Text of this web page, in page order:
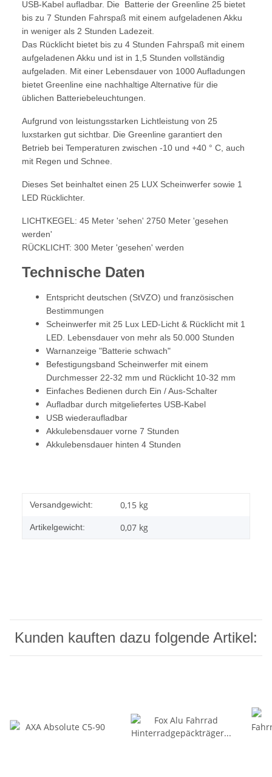
USB-Kabel aufladbar. Die Batterie der Greenline 25 bietet
bis zu 7 Stunden Fahrspaß mit einem aufgeladenen Akku
in weniger als 2 Stunden Ladezeit.
Das Rücklicht bietet bis zu 4 Stunden Fahrspaß mit einem
aufgeladenen Akku und ist in 1,5 Stunden vollständig
aufgeladen. Mit einer Lebensdauer von 1000 Aufladungen
bietet Greenline eine nachhaltige Alternative für die
üblichen Batteriebeleuchtungen.
Aufgrund von leistungsstarken Lichtleistung von 25
luxstarken gut sichtbar. Die Greenline garantiert den
Betrieb bei Temperaturen zwischen -10 und +40 ° C, auch
mit Regen und Schnee.
Dieses Set beinhaltet einen 25 LUX Scheinwerfer sowie 1
LED Rücklichter.
LICHTKEGEL: 45 Meter 'sehen' 2750 Meter 'gesehen
werden'
RÜCKLICHT: 300 Meter 'gesehen' werden
Technische Daten
Entspricht deutschen (StVZO) und französischen
Bestimmungen
Scheinwerfer mit 25 Lux LED-Licht & Rücklicht mit 1
LED. Lebensdauer von mehr als 50.000 Stunden
Warnanzeige "Batterie schwach"
Befestigungsband Scheinwerfer mit einem
Durchmesser 22-32 mm und Rücklicht 10-32 mm
Einfaches Bedienen durch Ein / Aus-Schalter
Aufladbar durch mitgeliefertes USB-Kabel
USB wiederaufladbar
Akkulebensdauer vorne 7 Stunden
Akkulebensdauer hinten 4 Stunden
Versandgewicht: 0,15 kg
Artikelgewicht: 0,07 kg
Kunden kauften dazu folgende Artikel: